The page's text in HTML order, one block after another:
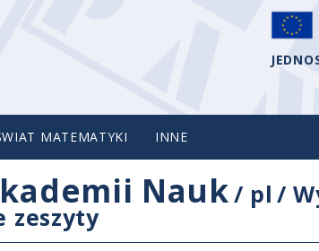
MATEMATYKI INNE
Nauk/ pl /
zeszyty